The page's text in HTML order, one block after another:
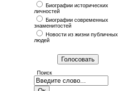
Биографии исторических
личностей
Биографии современных
знаменитостей
Новости из жизни публичных
людей
Поиск